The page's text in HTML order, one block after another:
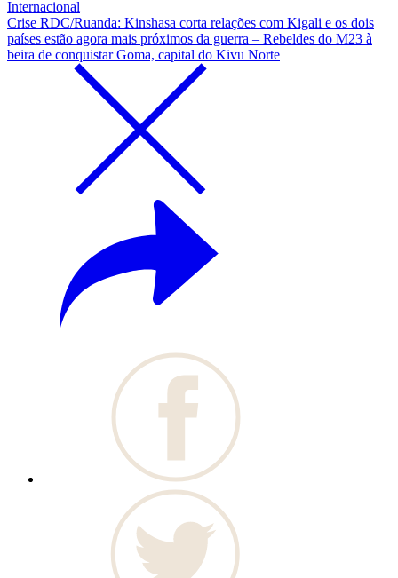
Internacional
Crise RDC/Ruanda: Kinshasa corta relações com Kigali e os dois
países estão agora mais próximos da guerra – Rebeldes do M23 à
beira de conquistar Goma, capital do Kivu Norte